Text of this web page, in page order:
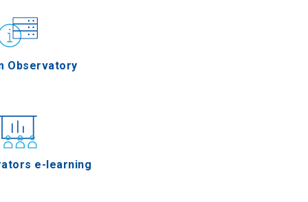
Observatory
e-learning